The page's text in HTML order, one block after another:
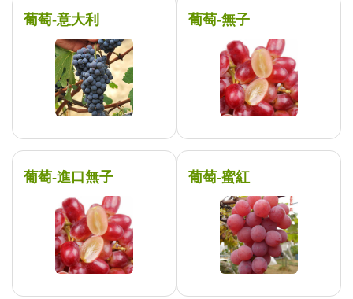
葡萄-意大利 葡萄-無子
葡萄-進口無子 葡萄-蜜紅